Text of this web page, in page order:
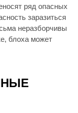
ряд опасных
заразиться
неразборчивы
блоха может